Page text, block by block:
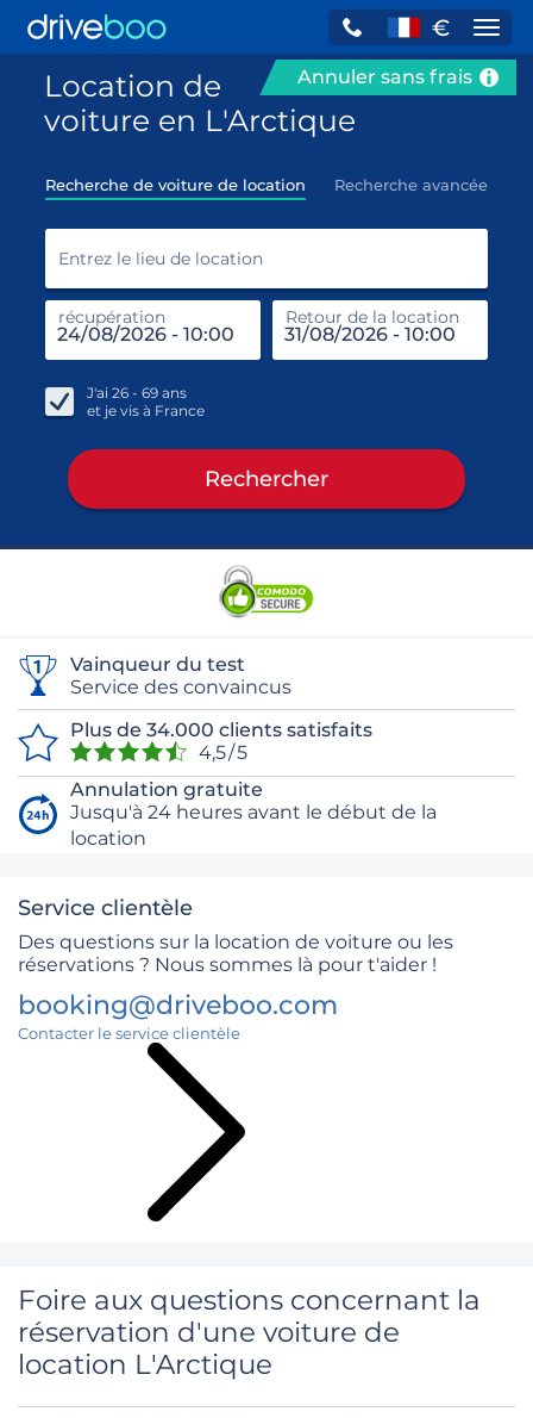
€
Annuler sans frais
Location de
voiture en L'Arctique
Recherche de voiture de location Recherche avancée
Entrez le lieu de location
récupération Retour de la location
J'ai 26 - 69 ans
et je vis à France
Rechercher
Vainqueur du test
Service des convaincus
Plus de 34.000 clients satisfaits
4,5 / 5
Annulation gratuite
Jusqu'à 24 heures avant le début de la
location
Service clientèle
Des questions sur la location de voiture ou les
réservations ? Nous sommes là pour t'aider !
booking@driveboo.com
Contacter le service clientèle
Foire aux questions concernant la
réservation d'une voiture de
location L'Arctique